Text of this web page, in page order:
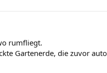
rumfliegt.
Gartenerde, die zuvor